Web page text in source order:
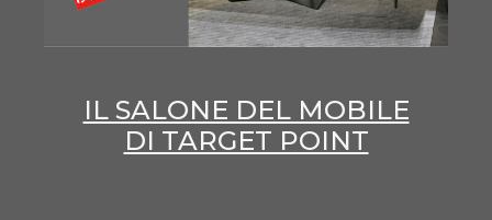
IL SALONE DEL MOBILE
DI TARGET POINT